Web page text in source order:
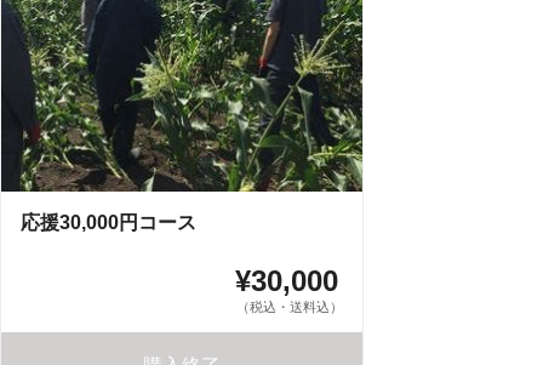
応援30,000円コース
¥30,000
（税込・送料込）